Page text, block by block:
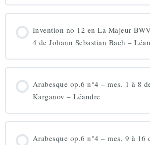
Invention no 12 en La Majeur
4 de Johann Sebastian Bach –
Arabesque op.6 n°4 – mes. 1 à 8
Karganov – Léandre
Arabesque op.6 n°4 – mes. 9 à 16